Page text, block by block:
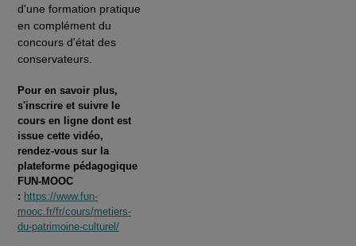
d'une formation pratique
en complément du
concours d'état des
conservateurs.
Pour en savoir plus,
s'inscrire et suivre le
cours en ligne dont est
issue cette vidéo,
rendez-vous sur la
plateforme pédagogique
FUN-MOOC
: https://www.fun-
mooc.fr/fr/cours/metiers-
du-patrimoine-culturel/